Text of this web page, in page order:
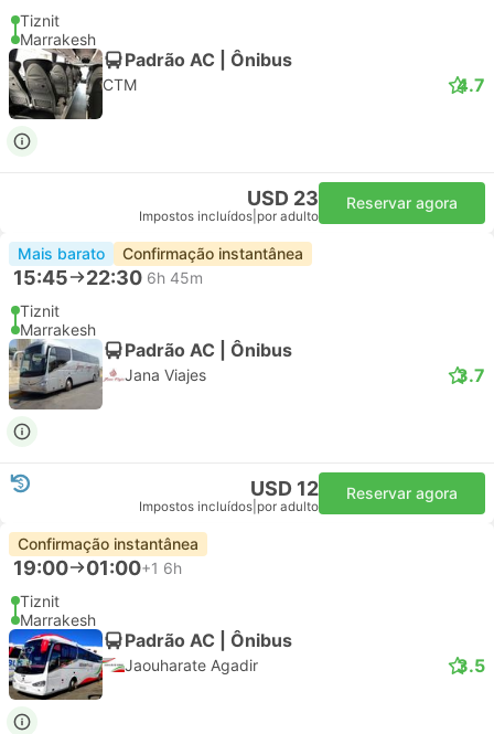
Tiznit
Marrakesh
Padrão AC | Ônibus
CTM 4.7
USD 23
Impostos incluídos por adulto
Reservar agora
Mais barato Confirmação instantânea
15:45 22:30 6h 45m
Tiznit
Marrakesh
Padrão AC | Ônibus
Jana Viajes 3.7
USD 12
Impostos incluídos por adulto
Reservar agora
Confirmação instantânea
19:00 01:00+1 6h
Tiznit
Marrakesh
Padrão AC | Ônibus
Jaouharate Agadir 3.5